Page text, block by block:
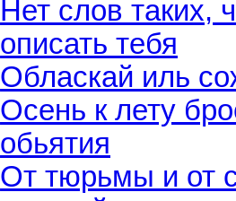
Нет слов таких,
описать тебя
Обласкай иль
Осень к лету
обьятия
От тюрьмы и от